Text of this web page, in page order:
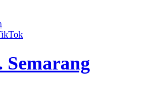
Semarang